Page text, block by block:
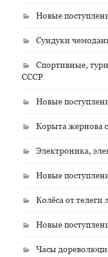
Новые
Сундуки
Спортивные,
СССР
Новые
Корыта жернова
Электроника,
Новые
Колёса от
Новые
Часы